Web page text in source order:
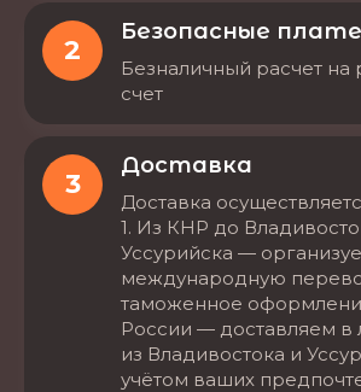
2
Безопасные
Безналичный расчет на
счет
3
Доставка
Доставка
1. Из КНР до
Уссурийска —
международную
таможенное
России — доставляем
из Владивостока и
учётом ваших